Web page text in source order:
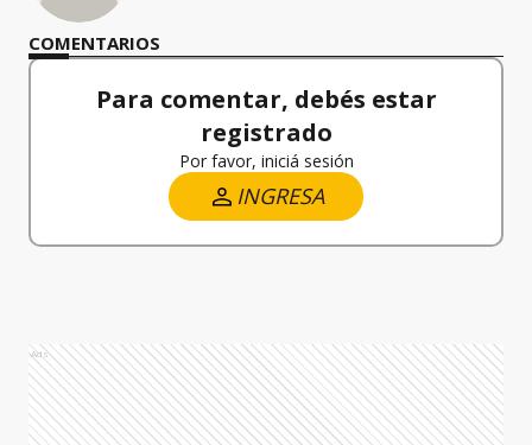
COMENTARIOS
Para comentar, debés estar
registrado
Por favor, iniciá sesión
INGRESA
Ads